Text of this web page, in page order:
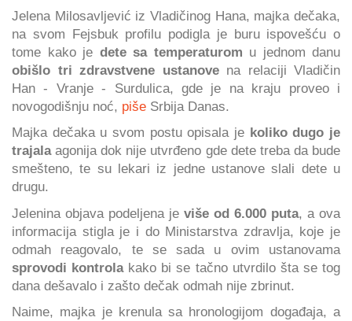
Jelena Milosavljević iz Vladičinog Hana, majka dečaka,
na svom Fejsbuk profilu podigla je buru ispovešću o
tome kako je dete sa temperaturom u jednom danu
obišlo tri zdravstvene ustanovena relaciji Vladičin
Han - Vranje - Surdulica, gde je na kraju proveo i
novogodišnju noć, piše Srbija Danas.
Majka dečaka u svom postu opisala je koliko dugo je
trajalaagonija dok nije utvrđeno gde dete treba da bude
smešteno, te su lekari iz jedne ustanove slali dete u
drugu.
Jelenina objava podeljena je više od 6.000 puta, a ova
informacija stigla je i do Ministarstva zdravlja, koje je
odmah reagovalo, te se sada u ovim ustanovama
sprovodi kontrolakako bi se tačno utvrdilo šta se tog
dana dešavalo i zašto dečak odmah nije zbrinut.
Naime, majka je krenula sa hronologijom događaja, a